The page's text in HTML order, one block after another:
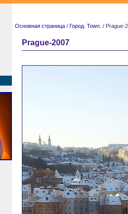
Основная страница / Город. Town. / Prague-
Prague-2007